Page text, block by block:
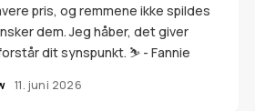
pris, og remmene ikke spildes
dem. Jeg håber, det giver
dit synspunkt. ⛷ - Fannie
11. juni 2026